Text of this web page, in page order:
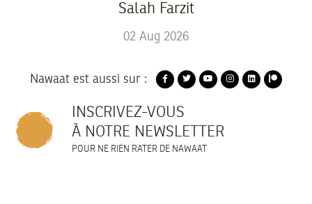
Salah Farzit
02 Aug 2026
Nawaat est aussi sur :
INSCRIVEZ-VOUS
À NOTRE NEWSLETTER
POUR NE RIEN RATER DE NAWAAT